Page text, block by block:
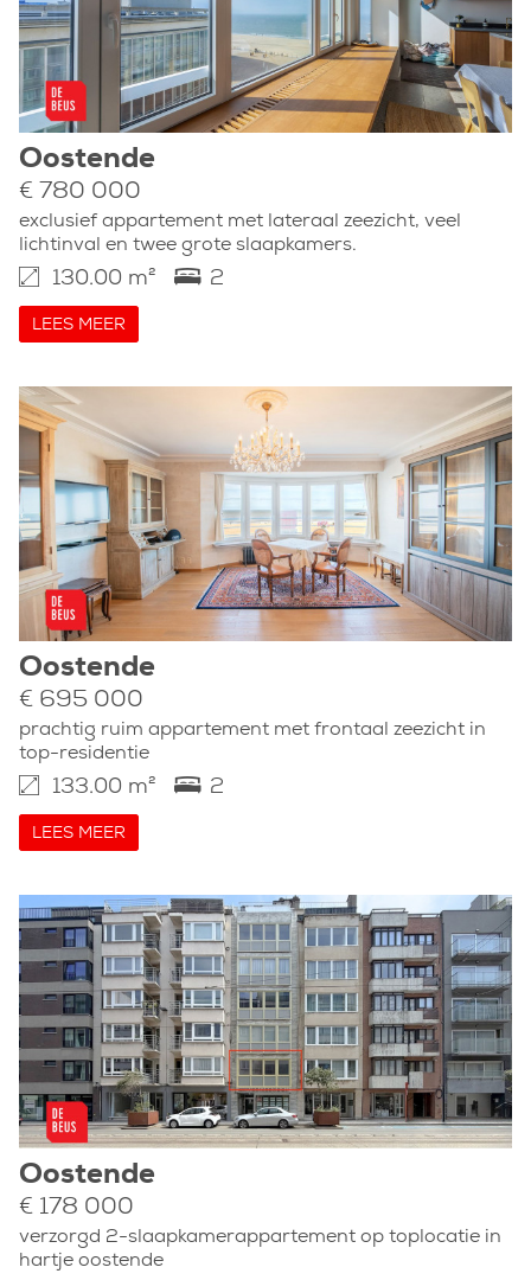
Oostende
€ 780 000
exclusief appartement met lateraal zeezicht, veel
lichtinval en twee grote slaapkamers.
130.00 m² 2
LEES MEER
Oostende
€ 695 000
prachtig ruim appartement met frontaal zeezicht in
top-residentie
133.00 m² 2
LEES MEER
Oostende
€ 178 000
verzorgd 2-slaapkamerappartement op toplocatie in
hartje oostende